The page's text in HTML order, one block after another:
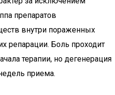
препаратов
внутри пораженных
репарации. Боль проходит
терапии, но дегенерация
приема.